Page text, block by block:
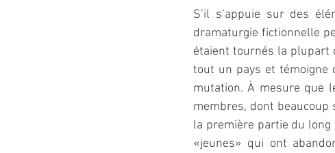
S’il s’appuie sur des
dramaturgie fictionnelle
étaient tournés la plupart
tout un pays et témoigne
mutation. À mesure que
membres, dont
la première partie du long
«jeunes» qui ont